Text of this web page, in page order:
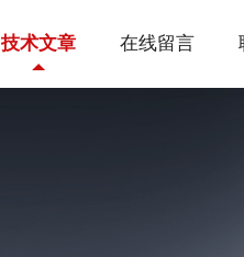
技术文章 在线留言